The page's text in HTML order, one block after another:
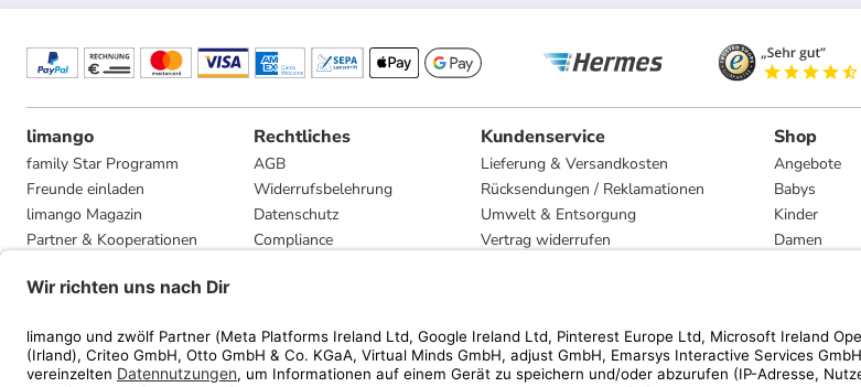
limango
family Star Programm
Freunde einladen
limango Magazin
Partner & Kooperationen
Presse
Rechtliches
AGB
Widerrufsbelehrung
Datenschutz
Compliance
Kundenservice
Lieferung & Versandkosten
Rücksendungen / Reklamationen
Umwelt & Entsorgung
Vertrag widerrufen
Shop
Angebote
Babys
Kinder
Damen
Marken